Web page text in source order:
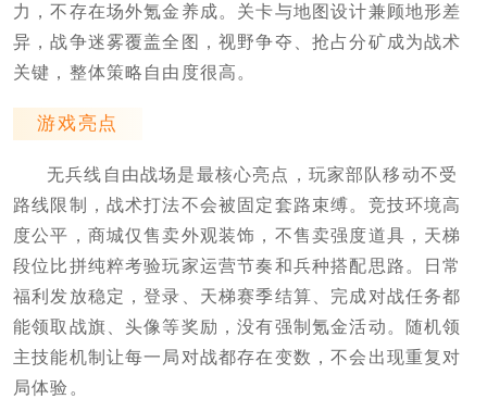
力，不存在场外氪金养成。关卡与地图设计兼顾地形差
异，战争迷雾覆盖全图，视野争夺、抢占分矿成为战术
关键，整体策略自由度很高。
游戏亮点
无兵线自由战场是最核心亮点，玩家部队移动不受
路线限制，战术打法不会被固定套路束缚。竞技环境高
度公平，商城仅售卖外观装饰，不售卖强度道具，天梯
段位比拼纯粹考验玩家运营节奏和兵种搭配思路。日常
福利发放稳定，登录、天梯赛季结算、完成对战任务都
能领取战旗、头像等奖励，没有强制氪金活动。随机领
主技能机制让每一局对战都存在变数，不会出现重复对
局体验。